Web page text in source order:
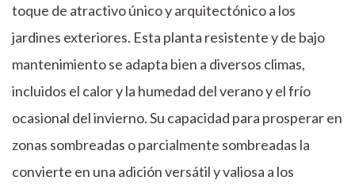
toque de atractivo único y arquitectónico a los
jardines exteriores. Esta planta resistente y de bajo
mantenimiento se adapta bien a diversos climas,
incluidos el calor y la humedad del verano y el frío
ocasional del invierno. Su capacidad para prosperar en
zonas sombreadas o parcialmente sombreadas la
convierte en una adición versátil y valiosa a los